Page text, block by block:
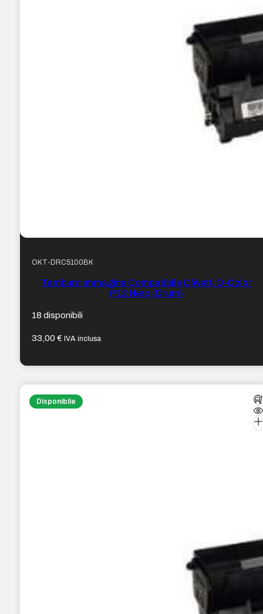
OKT-DRC5100BK
Tamburo immagine Compatibile Olivetti D-Color
P12 Nero (Drum)
18 disponibili
33,00€ IVA inclusa
Disponibile